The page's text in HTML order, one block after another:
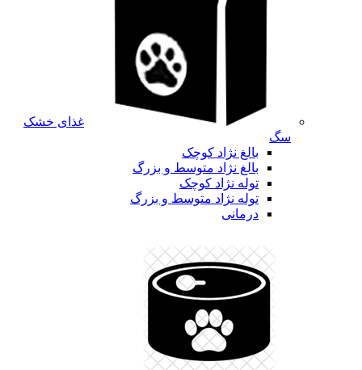
غذای خشک
سگ
بالغ نژاد کوچک
بالغ نژاد متوسط و بزرگ
توله نژاد کوچک
توله نژاد متوسط و بزرگ
درمانی